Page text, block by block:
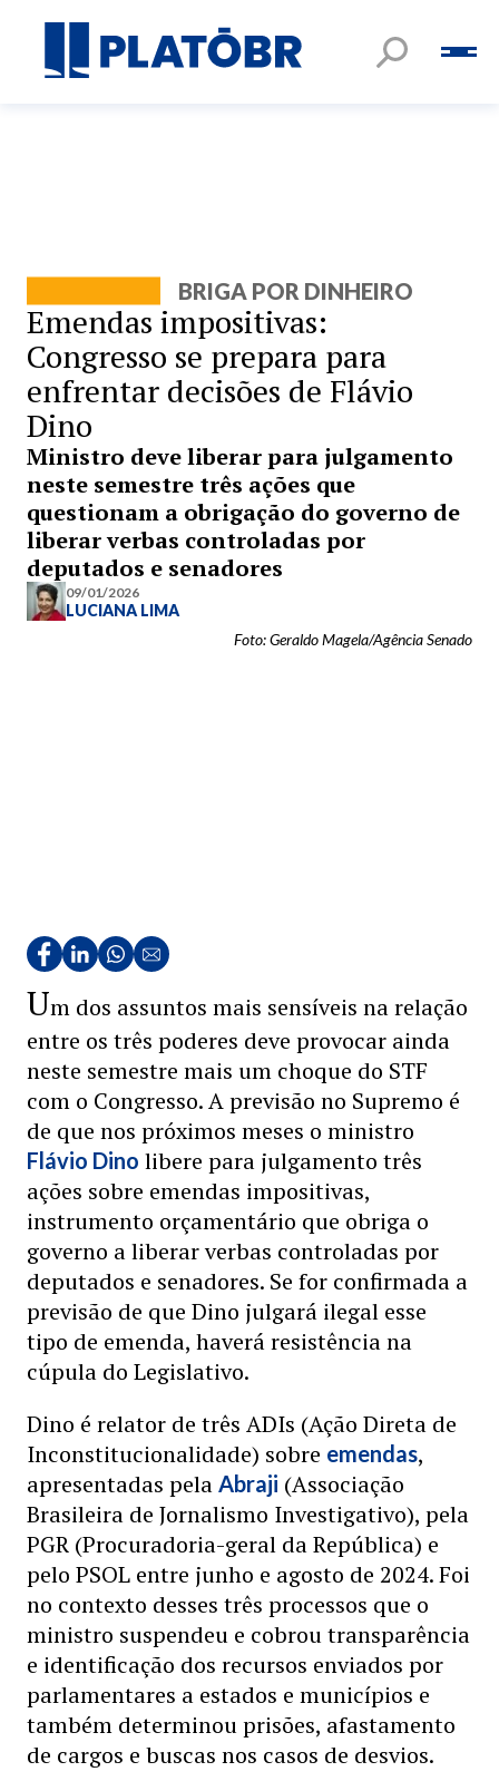
BRIGA POR DINHEIRO
Emendas impositivas:
Congresso se prepara para
enfrentar decisões de Flávio
Dino
Ministro deve liberar para julgamento
neste semestre três ações que
questionam a obrigação do governo de
liberar verbas controladas por
deputados e senadores
09/01/2026
LUCIANA LIMA
Foto: Geraldo Magela/Agência Senado
Um dos assuntos mais sensíveis na relação
entre os três poderes deve provocar ainda
neste semestre mais um choque do STF
com o Congresso. A previsão no Supremo é
de que nos próximos meses o ministro
Flávio Dino libere para julgamento três
ações sobre emendas impositivas,
instrumento orçamentário que obriga o
governo a liberar verbas controladas por
deputados e senadores. Se for confirmada a
previsão de que Dino julgará ilegal esse
tipo de emenda, haverá resistência na
cúpula do Legislativo.
Dino é relator de três ADIs (Ação Direta de
Inconstitucionalidade) sobre emendas,
apresentadas pela Abraji (Associação
Brasileira de Jornalismo Investigativo), pela
PGR (Procuradoria-geral da República) e
pelo PSOL entre junho e agosto de 2024. Foi
no contexto desses três processos que o
ministro suspendeu e cobrou transparência
e identificação dos recursos enviados por
parlamentares a estados e municípios e
também determinou prisões, afastamento
de cargos e buscas nos casos de desvios.